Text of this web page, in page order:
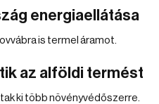
energiaellátása
is termel áramot.
az alföldi termést
ki több növényvédőszerre.